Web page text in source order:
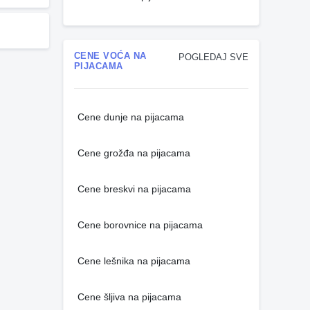
POGLEDAJ SVE
CENE VOĆA NA
PIJACAMA
Cene dunje na pijacama
Cene grožđa na pijacama
Cene breskvi na pijacama
Cene borovnice na pijacama
Cene lešnika na pijacama
Cene šljiva na pijacama